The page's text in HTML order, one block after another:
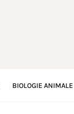
BIOLOGIE ANIMALE